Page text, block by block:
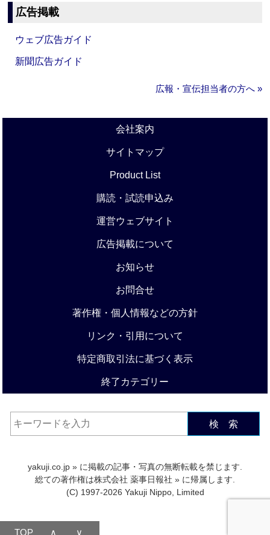
広告掲載
ウェブ広告ガイド
新聞広告ガイド
広報・宣伝担当者の方へ »
会社案内
サイトマップ
Product List
購読・試読申込み
運営ウェブサイト
広告掲載について
お知らせ
お問合せ
著作権・個人情報などの方針
リンク・引用について
特定商取引法に基づく表示
終了カテゴリー
検 索
yakuji.co.jp » に掲載の記事・写真の無断転載を禁じます.
総ての著作権は株式会社 薬事日報社 » に帰属します.
(C) 1997-2026 Yakuji Nippo, Limited
TOP ∧ ∨